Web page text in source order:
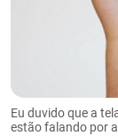
Eu duvido que a
estão falando por